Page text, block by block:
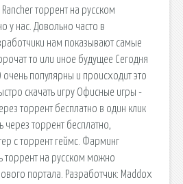
торрент на русском
у нас. Довольно часто в
нам показывают самые
то или иное будущее Сегодня
популярны и происходит это
скачать игру Офисные игры -
торрент бесплатно в один клик
через торрент бесплатно,
с торрент геймс. Фарминг
торрент на русском можно
портала. Разработчик: Maddox